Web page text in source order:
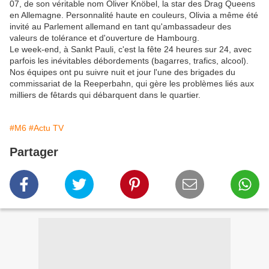
07, de son véritable nom Oliver Knöbel, la star des Drag Queens
en Allemagne. Personnalité haute en couleurs, Olivia a même été
invité au Parlement allemand en tant qu'ambassadeur des
valeurs de tolérance et d'ouverture de Hambourg.
Le week-end, à Sankt Pauli, c'est la fête 24 heures sur 24, avec
parfois les inévitables débordements (bagarres, trafics, alcool).
Nos équipes ont pu suivre nuit et jour l'une des brigades du
commissariat de la Reeperbahn, qui gère les problèmes liés aux
milliers de fêtards qui débarquent dans le quartier.
#M6 #Actu TV
Partager